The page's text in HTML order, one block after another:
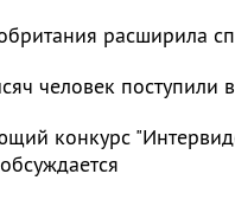
расширила
человек поступили
конкурс